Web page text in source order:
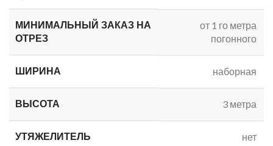
МИНИМАЛЬНЫЙ ЗАКАЗ НА
ОТРЕЗ
от 1 го метра
погонного
ШИРИНА наборная
ВЫСОТА 3 метра
УТЯЖЕЛИТЕЛЬ нет